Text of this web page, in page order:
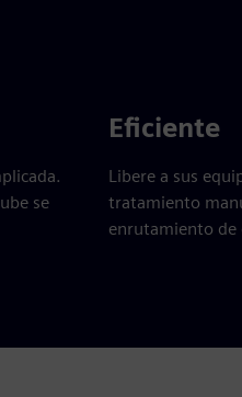
se
Eficiente
Libere a sus
tratamiento
enrutamiento de